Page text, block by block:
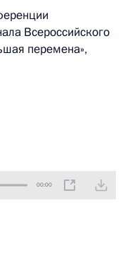
Всероссийского
перемена»,
00:00